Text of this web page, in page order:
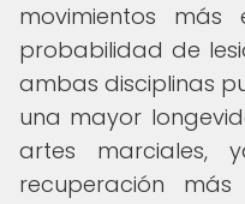
movimientos más
probabilidad de
ambas disciplinas
una mayor
artes marciales,
recuperación